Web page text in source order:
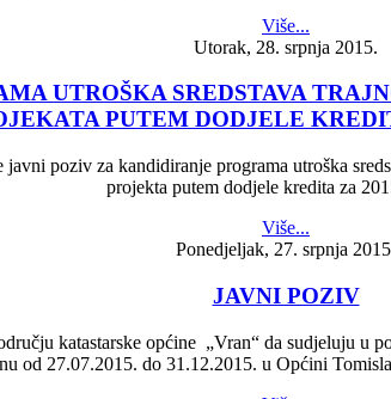
Više...
Utorak, 28. srpnja 2015.
UTROŠKA SREDSTAVA
PUTEM DODJELE
poziv za kandidiranje programa utroška
projekta putem dodjele kredita za
Više...
Ponedjeljak, 27. srpnja
JAVNI POZIV
katastarske općine „Vran“ da sudjeluju u
od 27.07.2015. do 31.12.2015. u Općini